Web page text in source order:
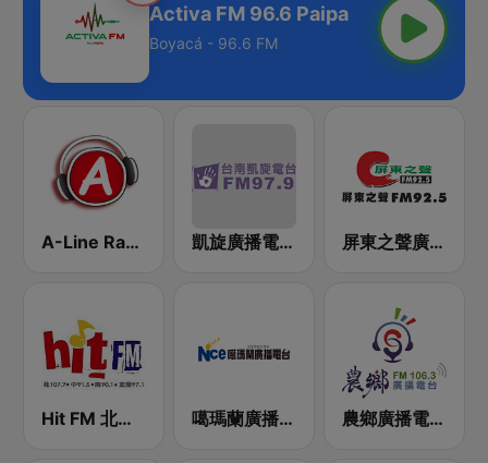
Activa FM 96.6 Paipa
Boyacá - 96.6 FM
A-Line Radio 聯播網 凱旋廣播電台 97.9 FM 屏東之聲廣播電台 92.5
Hit FM 北部 107.7 噶瑪蘭廣播電台 97.9 FM 農鄉廣播電台FM106.3